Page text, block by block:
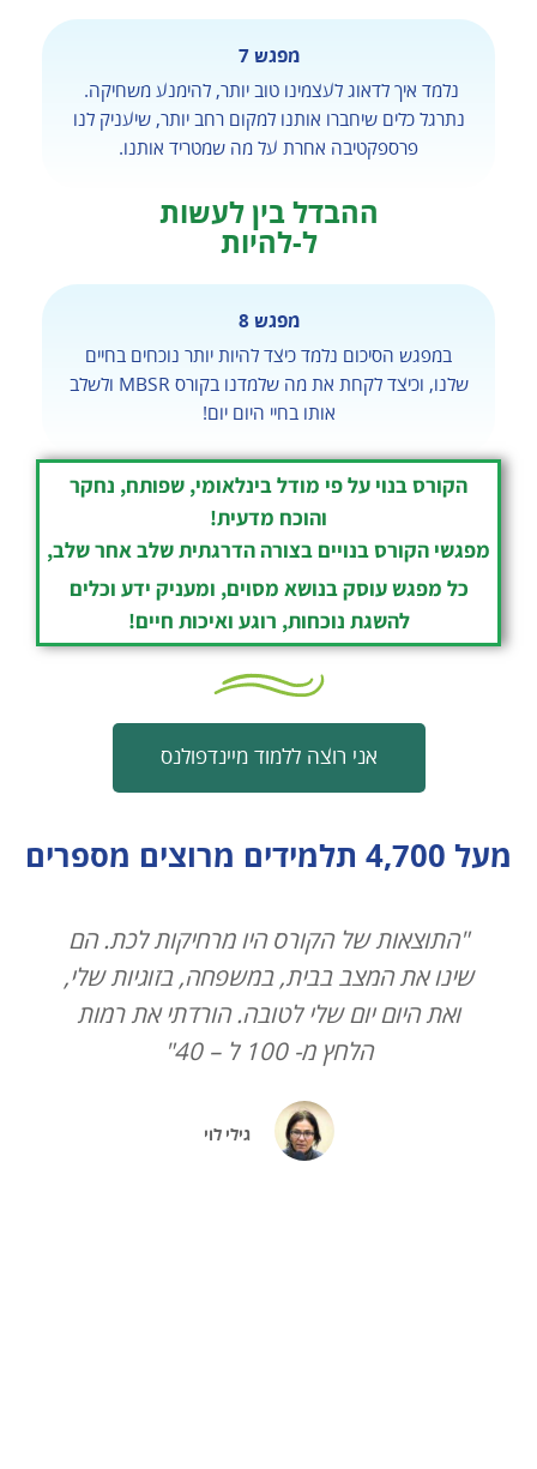
מפגש 7
נלמד איך לדאוג לעצמינו טוב יותר, להימנע משחיקה.
נתרגל כלים שיחברו אותנו למקום רחב יותר, שיעניק לנו
פרספקטיבה אחרת על מה שמטריד אותנו.
ההבדל בין לעשות
ל-להיות
מפגש 8
במפגש הסיכום נלמד כיצד להיות יותר נוכחים בחיים
שלנו, וכיצד לקחת את מה שלמדנו בקורס MBSR ולשלב
אותו בחיי היום יום!
הקורס בנוי על פי מודל בינלאומי, שפותח, נחקר
והוכח מדעית!
מפגשי הקורס בנויים בצורה הדרגתית שלב אחר שלב,
כל מפגש עוסק בנושא מסוים, ומעניק ידע וכלים
להשגת נוכחות, רוגע ואיכות חיים!
אני רוצה ללמוד מיינדפולנס
מעל 4,700 תלמידים מרוצים מספרים
"התוצאות של הקורס היו מרחיקות לכת. הם
שינו את המצב בבית, במשפחה, בזוגיות שלי,
ואת היום יום שלי לטובה. הורדתי את רמות
הלחץ מ- 100 ל – 40"
גילי לוי